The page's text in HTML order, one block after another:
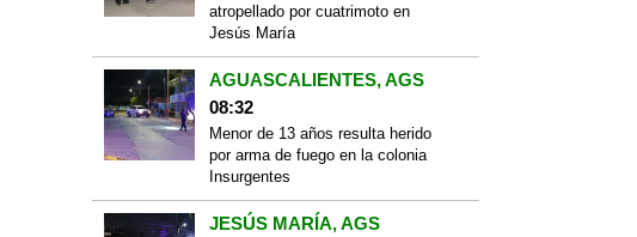
atropellado por cuatrimoto en
Jesús María
AGUASCALIENTES, AGS
08:32
Menor de 13 años resulta herido
por arma de fuego en la colonia
Insurgentes
JESÚS MARÍA, AGS